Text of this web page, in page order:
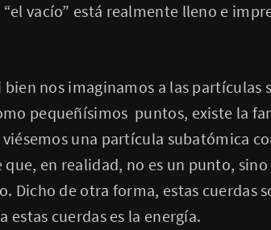
vacío” está realmente lleno e
bien nos imaginamos a las partículas
pequeñísimos puntos, existe la
viésemos una partícula subatómica
en realidad, no es un punto,
Dicho de otra forma, estas cuerdas
estas cuerdas es la energía.